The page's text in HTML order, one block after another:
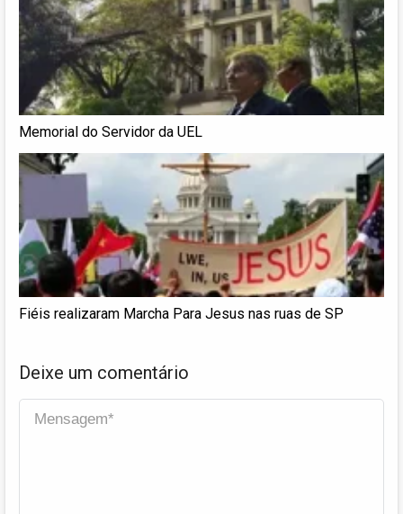
Memorial do Servidor da UEL
Fiéis realizaram Marcha Para Jesus nas ruas de SP
Deixe um comentário